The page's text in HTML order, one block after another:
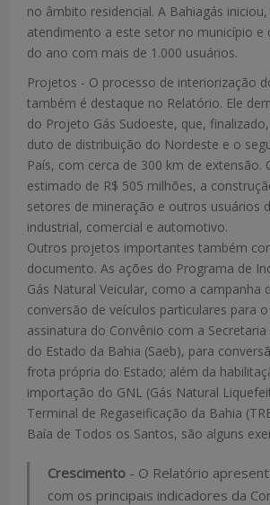
no âmbito residencial. A Bahiagás
atendimento a este setor no município e
do ano com mais de 1.000 usuários.
Projetos - O processo de interiorização
também é destaque no Relatório. Ele
do Projeto Gás Sudoeste, que,
duto de distribuição do Nordeste e o
País, com cerca de 300 km de extensão.
estimado de R$ 505 milhões, a
setores de mineração e outros usuários
industrial, comercial e automotivo.
Outros projetos importantes também
documento. As ações do Programa de
Gás Natural Veicular, como a campanha
conversão de veículos particulares para
assinatura do Convênio com a
do Estado da Bahia (Saeb), para
frota própria do Estado; além da
importação do GNL (Gás Natural
Terminal de Regaseificação da Bahia
Baía de Todos os Santos, são alguns
Crescimento - O Relatório
com os principais indicadores da